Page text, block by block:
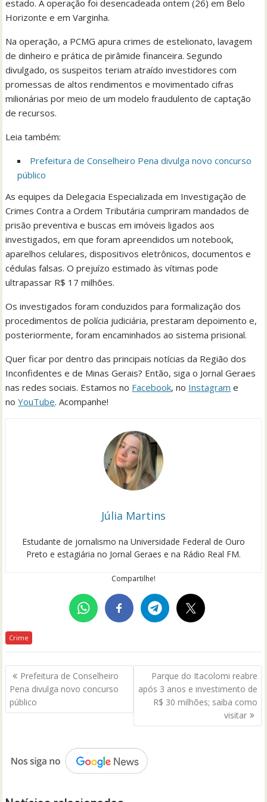
estado. A operação foi desencadeada ontem (26) em Belo
Horizonte e em Varginha.
Na operação, a PCMG apura crimes de estelionato, lavagem
de dinheiro e prática de pirâmide financeira. Segundo
divulgado, os suspeitos teriam atraído investidores com
promessas de altos rendimentos e movimentado cifras
milionárias por meio de um modelo fraudulento de captação
de recursos.
Leia também:
Prefeitura de Conselheiro Pena divulga novo concurso
público
As equipes da Delegacia Especializada em Investigação de
Crimes Contra a Ordem Tributária cumpriram mandados de
prisão preventiva e buscas em imóveis ligados aos
investigados, em que foram apreendidos um notebook,
aparelhos celulares, dispositivos eletrônicos, documentos e
cédulas falsas. O prejuízo estimado às vítimas pode
ultrapassar R$ 17 milhões.
Os investigados foram conduzidos para formalização dos
procedimentos de polícia judiciária, prestaram depoimento e,
posteriormente, foram encaminhados ao sistema prisional.
Quer ficar por dentro das principais notícias da Região dos
Inconfidentes e de Minas Gerais? Então, siga o Jornal Geraes
nas redes sociais. Estamos no Facebook, no Instagram e
noYouTube. Acompanhe!
Júlia Martins
Estudante de jornalismo na Universidade Federal de Ouro
Preto e estagiária no Jornal Geraes e na Rádio Real FM.
Compartilhe!
Crime
Navegação
de
Post
Prefeitura de Conselheiro
Pena divulga novo concurso
público
Parque do Itacolomi reabre
após 3 anos e investimento de
R$ 30 milhões; saiba como
visitar